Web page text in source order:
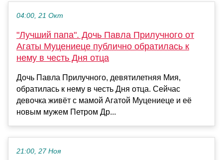
04:00, 21 Окт
"Лучший папа". Дочь Павла Прилучного от
Агаты Муцениеце публично обратилась к
нему в честь Дня отца
Дочь Павла Прилучного, девятилетняя Мия,
обратилась к нему в честь Дня отца. Сейчас
девочка живёт с мамой Агатой Муцениеце и её
новым мужем Петром Др...
21:00, 27 Ноя